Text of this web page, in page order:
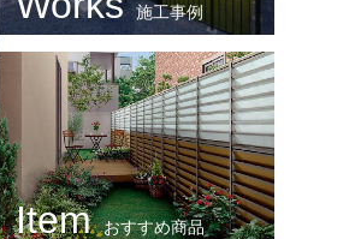
施工事例
おすすめ商品